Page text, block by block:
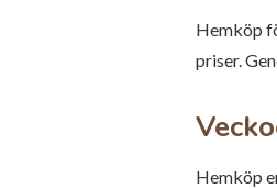
Hemköp
priser.
Hemköp